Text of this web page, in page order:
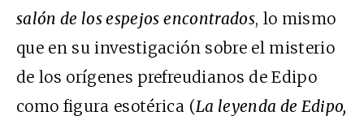
salón de los espejos encontrados, lo mismo
que en su investigación sobre el misterio
de los orígenes prefreudianos de Edipo
como figura esotérica (La leyenda de Edipo,